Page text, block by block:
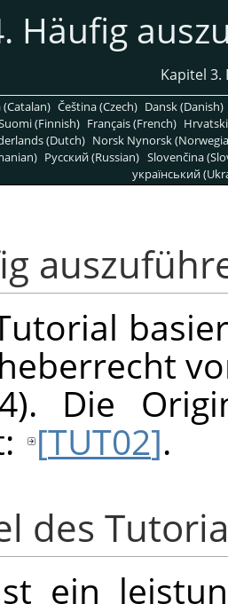
Häufig
Kapitel
(Catalan) Čeština (Czech) Dansk (Danish)
(Finnish) Français (French)
(Dutch) Norsk Nynorsk
Pусский (Russian) Slovenčina
український
Die
[TUT02].
des
ein